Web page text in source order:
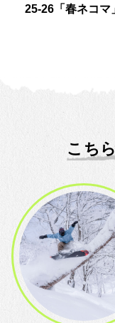
25-26「春ネコマ
こち